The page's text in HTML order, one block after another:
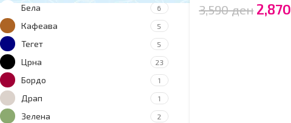
Бела 6
Кафеава 5
Тегет 5
Црна 23
Бордо 1
Драп 1
Зелена 2
3,590ден 2,870